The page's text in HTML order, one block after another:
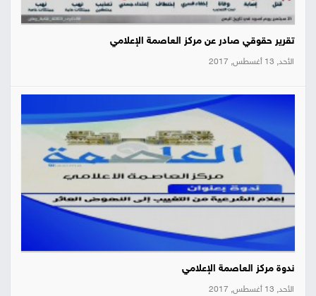
تقرير حقوقي صادر عن مركز العاصمة الإعلامي
الأحد, 13 أغسطس, 2017
ندوة مركز العاصمة الإعلامي
الأحد, 13 أغسطس, 2017